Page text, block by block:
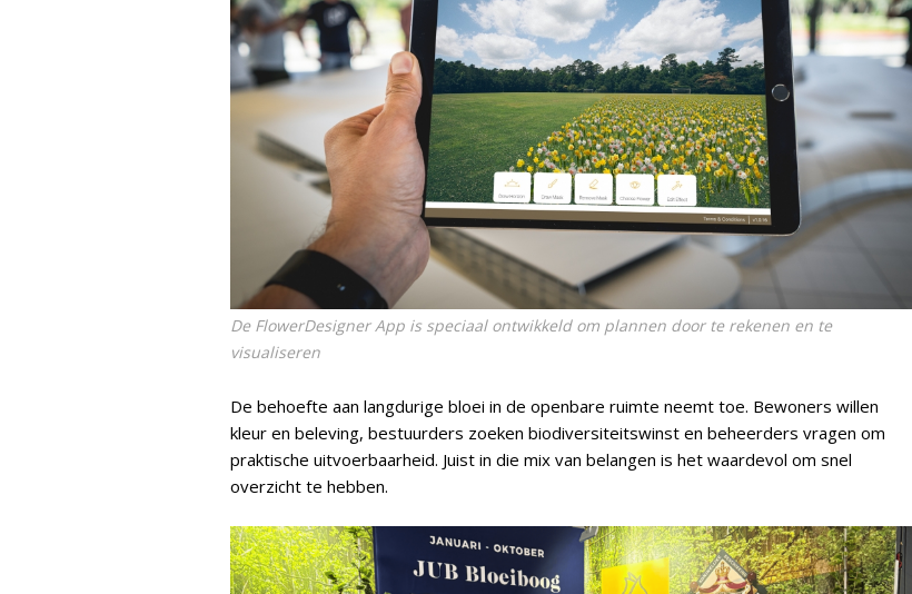
De FlowerDesigner App is speciaal ontwikkeld om plannen door te rekenen en te
visualiseren
De behoefte aan langdurige bloei in de openbare ruimte neemt toe. Bewoners willen
kleur en beleving, bestuurders zoeken biodiversiteitswinst en beheerders vragen om
praktische uitvoerbaarheid. Juist in die mix van belangen is het waardevol om snel
overzicht te hebben.